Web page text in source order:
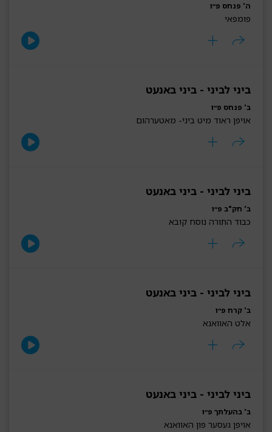
ה' פנחס פ״ו
פומפאי
ביני לביני - ביני באנעט
ב' פנחס פ״ו
אויפן ראוד מיט ביני- מאטערהום
ביני לביני - ביני באנעט
ב' חק"ב פ״ו
כבוד התורה נוסח קובא
ביני לביני - ביני באנעט
ב' קרח פ״ו
אלט האוואנא
ביני לביני - ביני באנעט
ב' בהעלתך פ״ו
אויפן געסער פון האוואנא